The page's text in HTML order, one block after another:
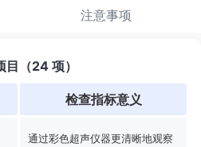
注意事项
目（24 项）
检查指标意义
通过彩色超声仪器更清晰地观察